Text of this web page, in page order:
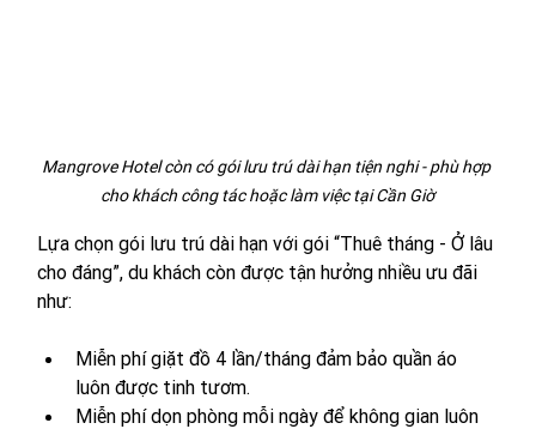
Mangrove Hotel còn có gói lưu trú dài hạn tiện nghi - phù hợp
cho khách công tác hoặc làm việc tại Cần Giờ
Lựa chọn gói lưu trú dài hạn với gói “Thuê tháng - Ở lâu
cho đáng”, du khách còn được tận hưởng nhiều ưu đãi
như:
Miễn phí giặt đồ 4 lần/tháng đảm bảo quần áo
luôn được tinh tươm.
Miễn phí dọn phòng mỗi ngày để không gian luôn